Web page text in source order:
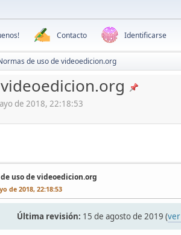
Contacto Identificarse
de uso de videoedicion.org
de 2018, 22:18:53
uso de videoedicion.org
de 2018, 22:18:53
Última revisión: 15 de agosto de 2019 (